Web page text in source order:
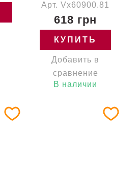
Арт. Vx60900.81
618 грн
КУПИТЬ
Добавить в
сравнение
В наличии